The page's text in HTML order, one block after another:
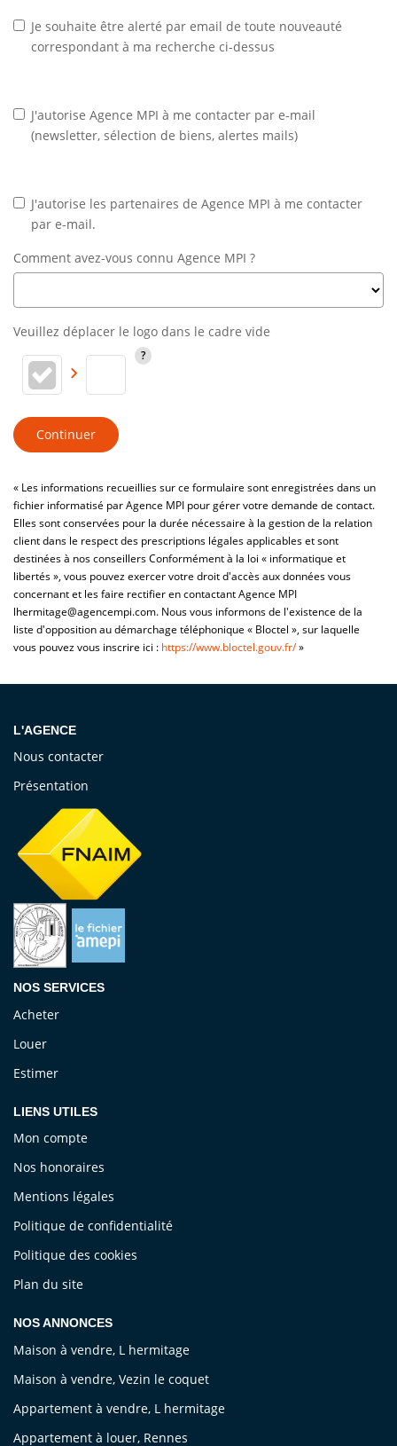
Je souhaite être alerté par email de toute nouveauté
correspondant à ma recherche ci-dessus
J'autorise Agence MPI à me contacter par e-mail
(newsletter, sélection de biens, alertes mails)
J'autorise les partenaires de Agence MPI à me contacter
par e-mail.
Comment avez-vous connu Agence MPI ?
Veuillez déplacer le logo dans le cadre vide
Continuer
« Les informations recueillies sur ce formulaire sont enregistrées dans un
fichier informatisé par Agence MPI pour gérer votre demande de contact.
Elles sont conservées pour la durée nécessaire à la gestion de la relation
client dans le respect des prescriptions légales applicables et sont
destinées à nos conseillers Conformément à la loi « informatique et
libertés », vous pouvez exercer votre droit d'accès aux données vous
concernant et les faire rectifier en contactant Agence MPI
lhermitage@agencempi.com. Nous vous informons de l'existence de la
liste d'opposition au démarchage téléphonique « Bloctel », sur laquelle
vous pouvez vous inscrire ici : https://www.bloctel.gouv.fr/»
L'AGENCE
Nous contacter
Présentation
NOS SERVICES
Acheter
Louer
Estimer
LIENS UTILES
Mon compte
Nos honoraires
Mentions légales
Politique de confidentialité
Politique des cookies
Plan du site
NOS ANNONCES
Maison à vendre, L hermitage
Maison à vendre, Vezin le coquet
Appartement à vendre, L hermitage
Appartement à louer, Rennes